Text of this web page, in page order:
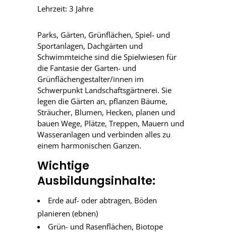
Lehrzeit: 3 Jahre
Parks, Gärten, Grünflächen, Spiel- und
Sportanlagen, Dachgärten und
Schwimmteiche sind die Spielwiesen für
die Fantasie der Garten- und
Grünflächengestalter/innen im
Schwerpunkt Landschaftsgärtnerei. Sie
legen die Gärten an, pflanzen Bäume,
Sträucher, Blumen, Hecken, planen und
bauen Wege, Plätze, Treppen, Mauern und
Wasseranlagen und verbinden alles zu
einem harmonischen Ganzen.
Wichtige
Ausbildungsinhalte:
Erde auf- oder abtragen, Böden
planieren (ebnen)
Grün- und Rasenflächen, Biotope